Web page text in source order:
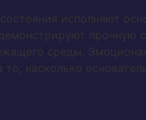
исполняют
прочную
среды.
то, насколько